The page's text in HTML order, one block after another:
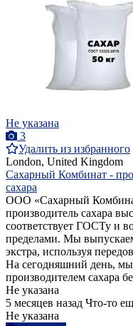
Не указана
3
Удалить из избранного
London, United Kingdom
Сахарный Комбинат -
сахара
ООО «Сахарный
производитель сахара
соответствует ГОСТу и
пределами. Мы
экстра, используя
На сегодняшний день,
производителем сахара
Не указана
5 месяцев назад Что-то
Не указана